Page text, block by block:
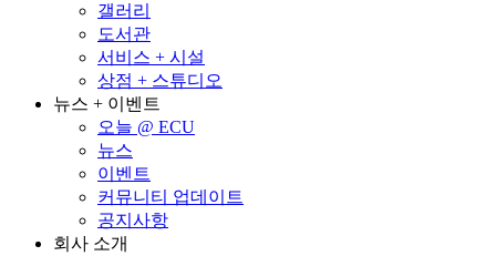
갤러리
도서관
서비스 + 시설
상점 + 스튜디오
뉴스 + 이벤트
오늘 @ ECU
뉴스
이벤트
커뮤니티 업데이트
공지사항
회사 소개